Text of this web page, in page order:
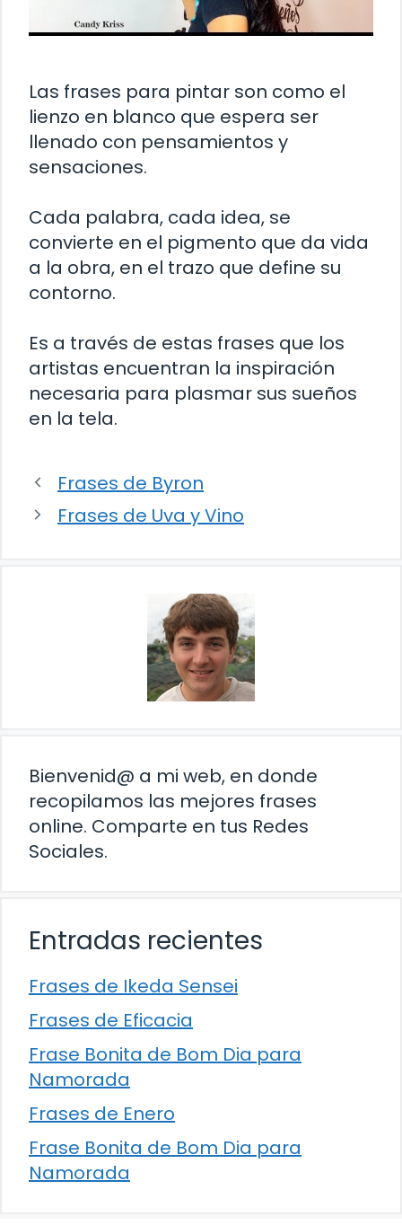
Las frases para pintar son como el
lienzo en blanco que espera ser
llenado con pensamientos y
sensaciones.
Cada palabra, cada idea, se
convierte en el pigmento que da vida
a la obra, en el trazo que define su
contorno.
Es a través de estas frases que los
artistas encuentran la inspiración
necesaria para plasmar sus sueños
en la tela.
Frases de Byron
Frases de Uva y Vino
Bienvenid@ a mi web, en donde
recopilamos las mejores frases
online. Comparte en tus Redes
Sociales.
Entradas recientes
Frases de Ikeda Sensei
Frases de Eficacia
Frase Bonita de Bom Dia para
Namorada
Frases de Enero
Frase Bonita de Bom Dia para
Namorada